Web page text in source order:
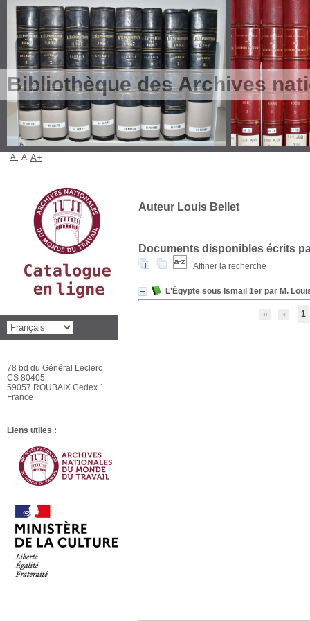
Bibliothèque des Archives
Auteur Louis Bellet
Documents disponibles écrits
Affiner la recherche
L'Égypte sous Ismaïl 1er par M.
1
A- A A+
78 bd du Général Leclerc
CS 80405
59057 ROUBAIX Cedex 1
France
Liens utiles :